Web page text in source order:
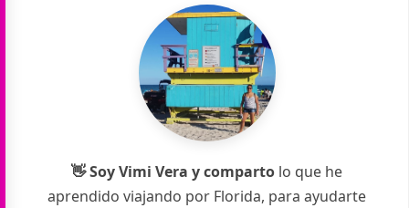
👋 SoyVimi Vera y comparto lo que he
aprendido viajando por Florida, para ayudarte